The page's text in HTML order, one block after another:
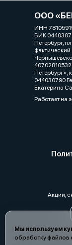
Мы используем
обработку файлов
ООО
ИНН
БИК
Петербург,
фактический
Петербург»,
044030790
Екатерина
Работает на
Акции,